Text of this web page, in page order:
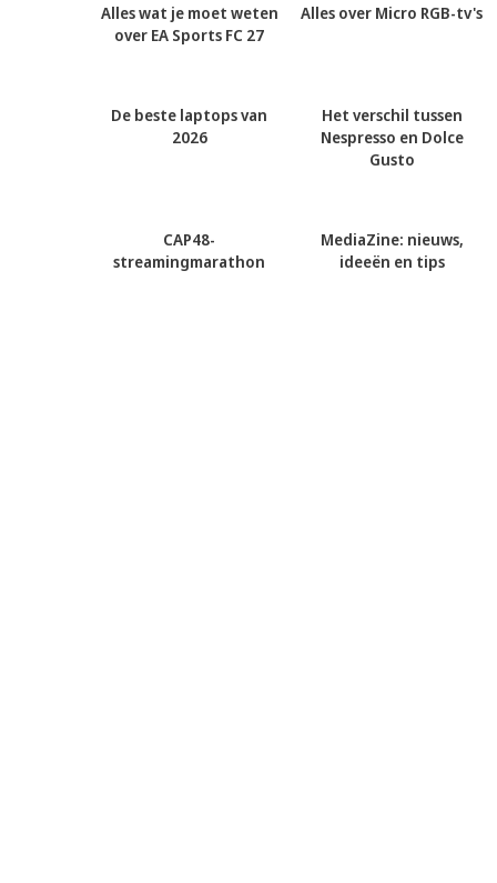
Alles wat je moet weten
over EA Sports FC 27
Alles over Micro RGB-tv's
De beste laptops van
2026
Het verschil tussen
Nespresso en Dolce
Gusto
CAP48-
streamingmarathon
MediaZine: nieuws,
ideeën en tips